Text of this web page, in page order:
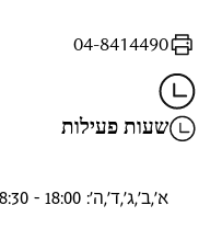
04-8414490
שעות פעילות
א',ב',ג',ד',ה': 18:00 - 08:30